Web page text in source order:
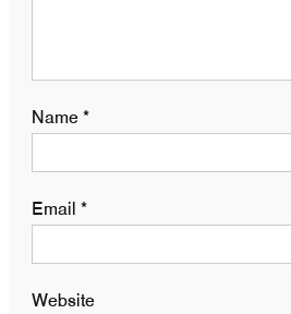
Name*
Email *
Website